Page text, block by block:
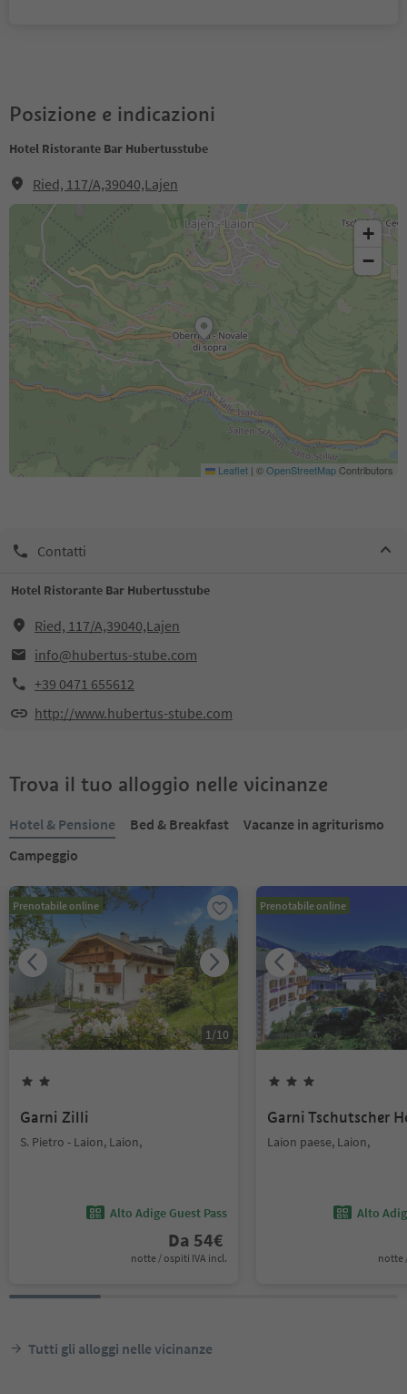
Posizione e indicazioni
Hotel Ristorante Bar Hubertusstube
Ried, 117/A,39040,Lajen
+
−
Leaflet | ©OpenStreetMapContributors
Contatti
Hotel Ristorante Bar Hubertusstube
Ried, 117/A,39040,Lajen
info@hubertus-stube.com
+39 0471 655612
http://www.hubertus-stube.com
Trova il tuo alloggio nelle vicinanze
Hotel & Pensione Bed & Breakfast
Vacanze in agriturismo
Campeggio
Prenotabile online
1/10
Garni Zilli
S. Pietro - Laion, Laion,
Alto Adige Guest Pass
Da 54€
notte / ospiti IVA incl.
Prenotabile online
Garni Tschutscher
Laion paese, Laion,
Alto
notte
Tutti gli alloggi nelle vicinanze